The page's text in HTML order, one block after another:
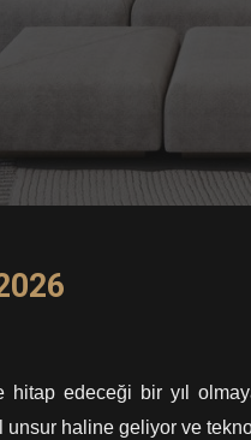
hitap edeceği bir yıl
unsur haline geliyor ve